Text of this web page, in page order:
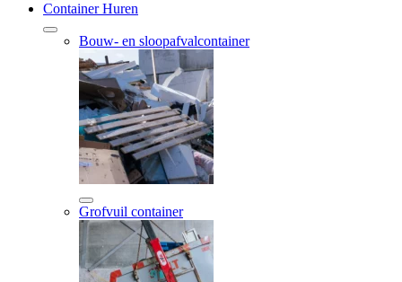
Container Huren
Bouw- en sloopafvalcontainer
Grofvuil container